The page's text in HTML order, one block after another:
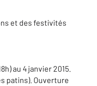
et des festivités
au 4 janvier 2015.
patins). Ouverture